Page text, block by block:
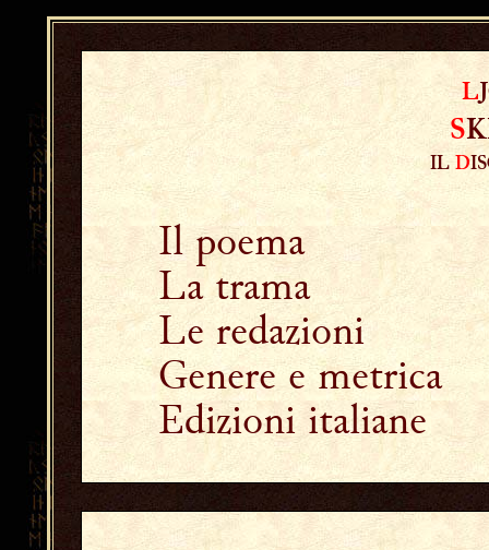
L
S
IL D
Il poema
La trama
Le redazioni
Genere e metrica
Edizioni italiane